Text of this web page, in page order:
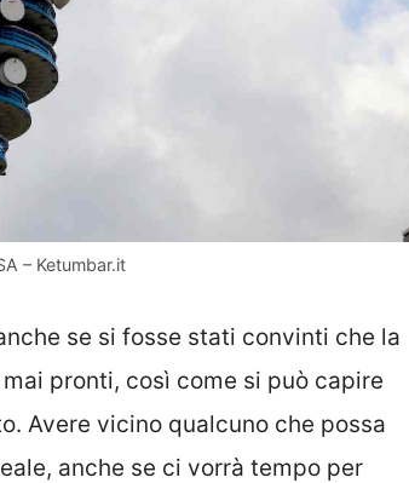
– Ketumbar.it
se si fosse stati convinti che la
pronti, così come si può capire
Avere vicino qualcuno che possa
anche se ci vorrà tempo per